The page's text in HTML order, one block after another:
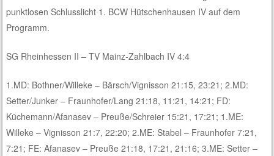
punktlosen Schlusslicht 1. BCW Hütschenhausen IV auf dem
Programm.
SG Rheinhessen II – TV Mainz-Zahlbach IV 4:4
1.MD: Bothner/Willeke – Bärsch/Vignisson 21:15, 23:21; 2.MD:
Setter/Junker – Fraunhofer/Lang 21:18, 11:21, 14:21; FD:
Küchemann/Afanasev – Preuße/Schreier 15:21, 17:21; 1.ME:
Willeke – Vignisson 21:7, 22:20; 2.ME: Stabel – Fraunhofer 7:21,
7:21; FE: Afanasev – Preuße 21:18, 17:21, 21:16; 3.ME: Setter –